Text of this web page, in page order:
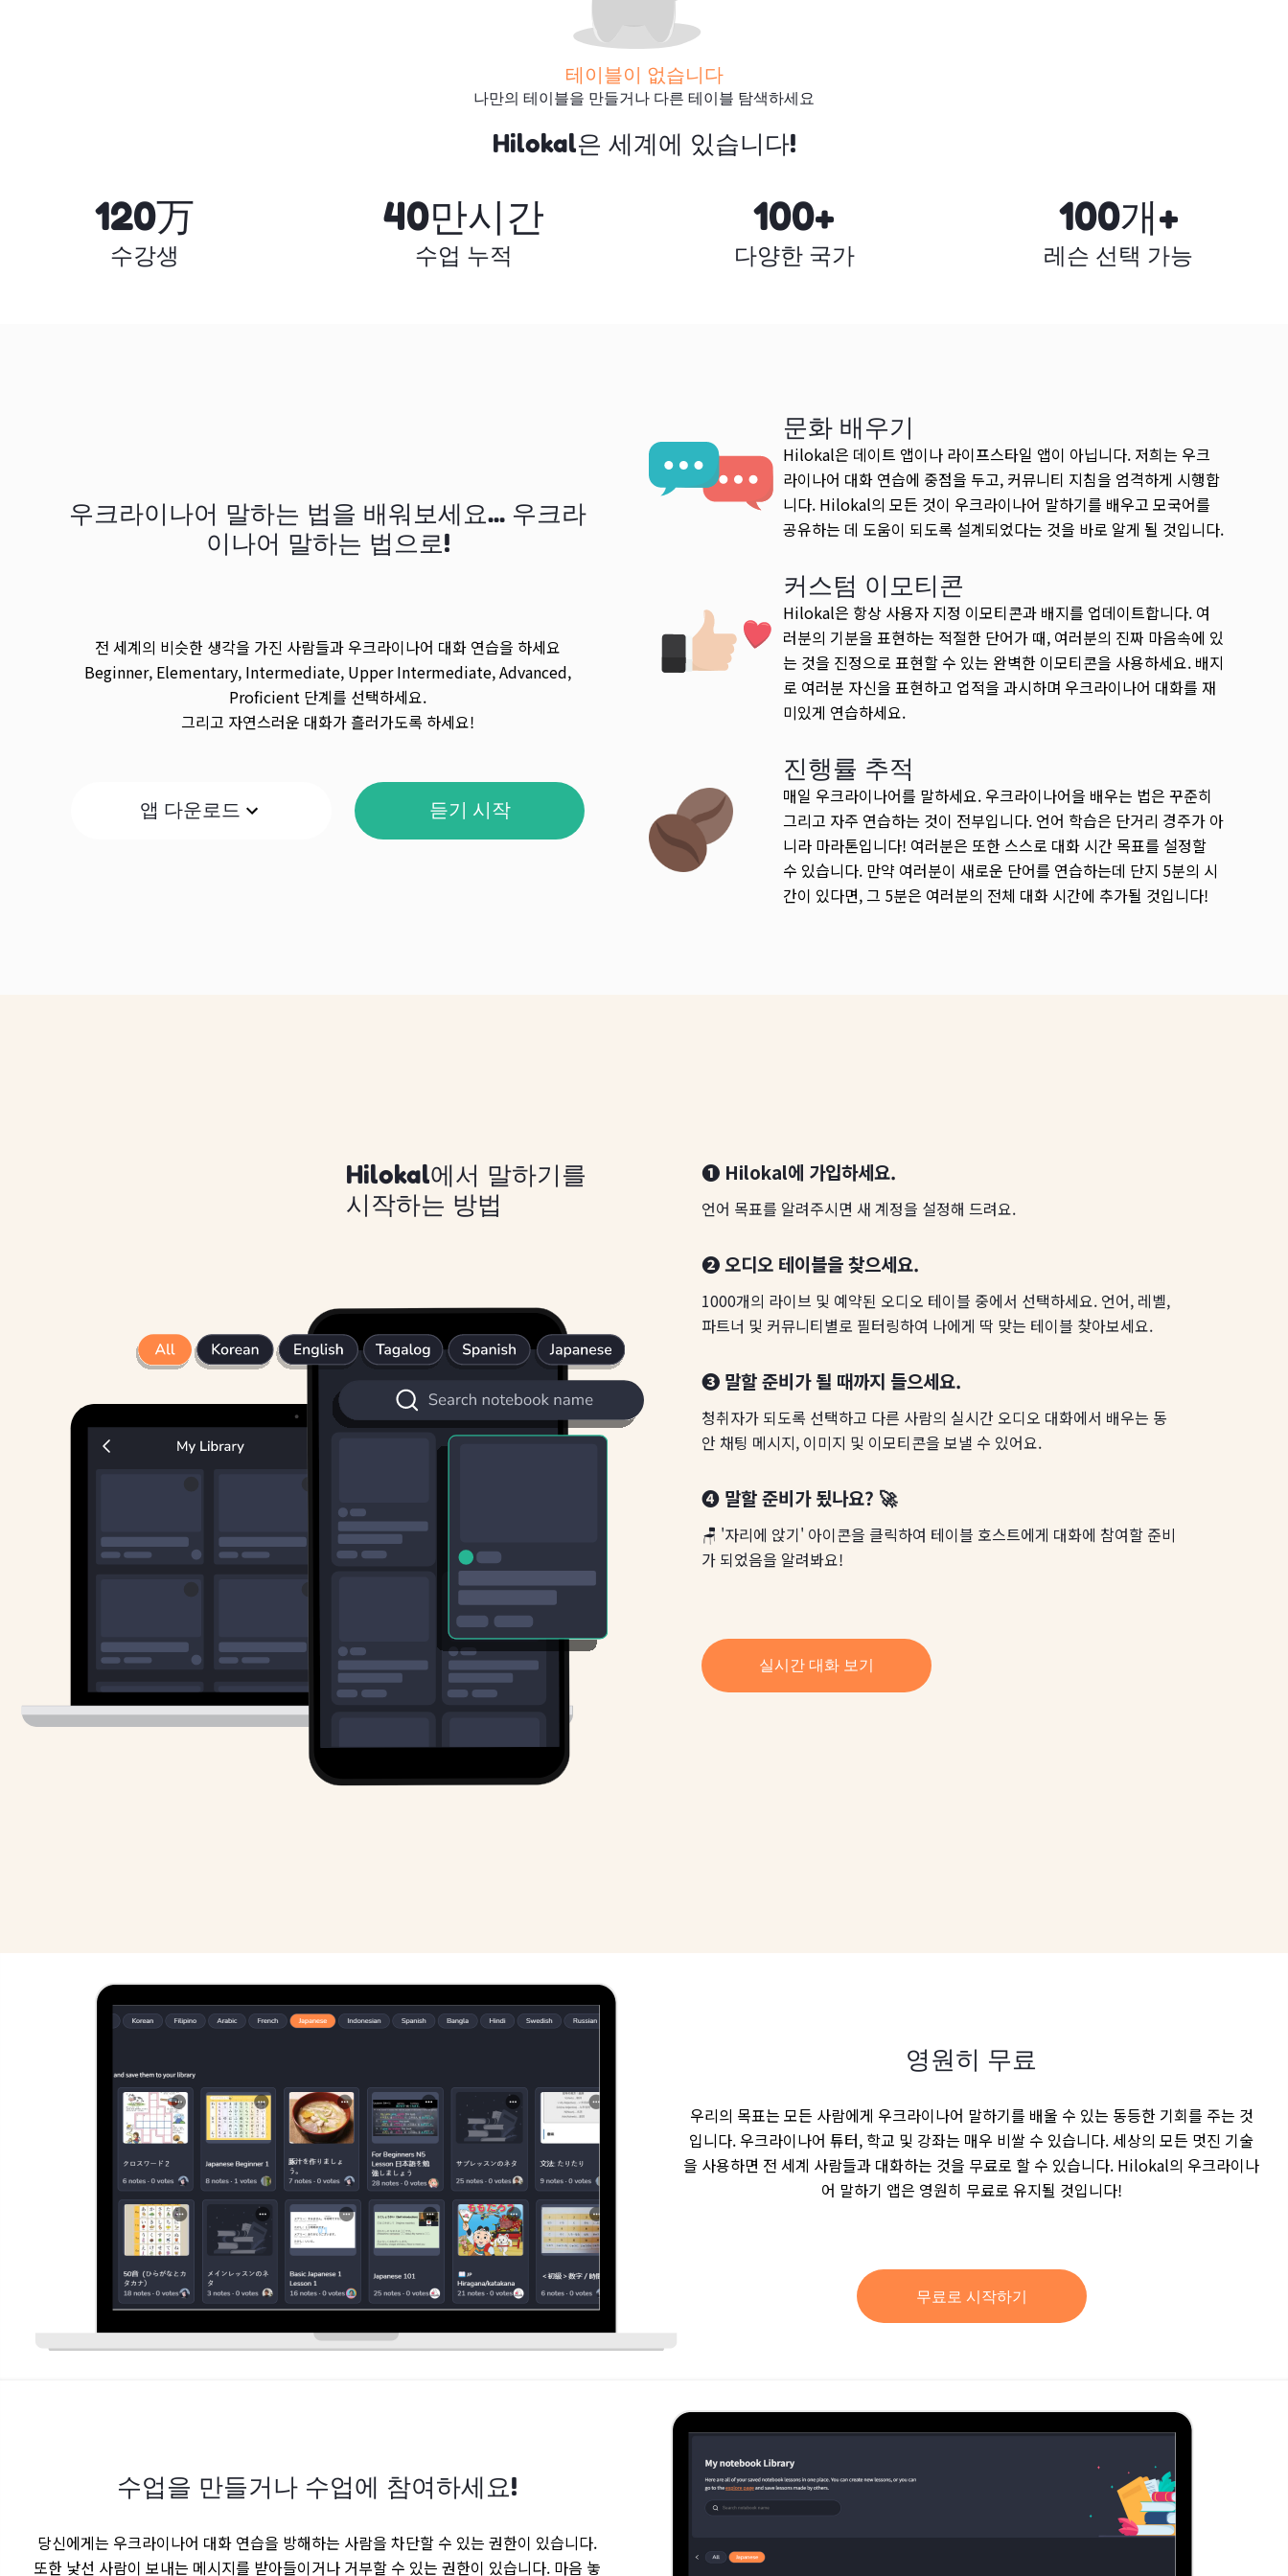
테이블이 없습니다
나만의 테이블을 만들거나 다른 테이블 탐색하세요
더 많은 테이블 검색
Hilokal은 세계에 있습니다!
120万
수강생
40만시간
수업 누적
100+
다양한 국가
100개+
레슨 선택 가능
우크라이나어 말하는 법을 배워보세요... 우크라
이나어 말하는 법으로!
전 세계의 비슷한 생각을 가진 사람들과 우크라이나어 대화 연습을 하세요
Beginner, Elementary, Intermediate, Upper Intermediate, Advanced,
Proficient 단계를 선택하세요.
그리고 자연스러운 대화가 흘러가도록 하세요!
앱 다운로드 듣기 시작
문화 배우기
Hilokal은 데이트 앱이나 라이프스타일 앱이 아닙니다. 저희는 우크
라이나어 대화 연습에 중점을 두고, 커뮤니티 지침을 엄격하게 시행합
니다. Hilokal의 모든 것이 우크라이나어 말하기를 배우고 모국어를
공유하는 데 도움이 되도록 설계되었다는 것을 바로 알게 될 것입니다.
커스텀 이모티콘
Hilokal은 항상 사용자 지정 이모티콘과 배지를 업데이트합니다. 여
러분의 기분을 표현하는 적절한 단어가 때, 여러분의 진짜 마음속에 있
는 것을 진정으로 표현할 수 있는 완벽한 이모티콘을 사용하세요. 배지
로 여러분 자신을 표현하고 업적을 과시하며 우크라이나어 대화를 재
미있게 연습하세요.
진행률 추적
매일 우크라이나어를 말하세요. 우크라이나어을 배우는 법은 꾸준히
그리고 자주 연습하는 것이 전부입니다. 언어 학습은 단거리 경주가 아
니라 마라톤입니다! 여러분은 또한 스스로 대화 시간 목표를 설정할
수 있습니다. 만약 여러분이 새로운 단어를 연습하는데 단지 5분의 시
간이 있다면, 그 5분은 여러분의 전체 대화 시간에 추가될 것입니다!
Hilokal에서 말하기를
시작하는 방법
❶ Hilokal에 가입하세요.
언어 목표를 알려주시면 새 계정을 설정해 드려요.
❷ 오디오 테이블을 찾으세요.
1000개의 라이브 및 예약된 오디오 테이블 중에서 선택하세요. 언어, 레벨,
파트너 및 커뮤니티별로 필터링하여 나에게 딱 맞는 테이블 찾아보세요.
❸ 말할 준비가 될 때까지 들으세요.
청취자가 되도록 선택하고 다른 사람의 실시간 오디오 대화에서 배우는 동
안 채팅 메시지, 이미지 및 이모티콘을 보낼 수 있어요.
❹ 말할 준비가 됬나요? 🚀
🪑 '자리에 앉기' 아이콘을 클릭하여 테이블 호스트에게 대화에 참여할 준비
가 되었음을 알려봐요!
실시간 대화 보기
영원히 무료
우리의 목표는 모든 사람에게 우크라이나어 말하기를 배울 수 있는 동등한 기회를 주는 것
입니다. 우크라이나어 튜터, 학교 및 강좌는 매우 비쌀 수 있습니다. 세상의 모든 멋진 기술
을 사용하면 전 세계 사람들과 대화하는 것을 무료로 할 수 있습니다. Hilokal의 우크라이나
어 말하기 앱은 영원히 무료로 유지될 것입니다!
무료로 시작하기
수업을 만들거나 수업에 참여하세요!
당신에게는 우크라이나어 대화 연습을 방해하는 사람을 차단할 수 있는 권한이 있습니다.
또한 낯선 사람이 보내는 메시지를 받아들이거나 거부할 수 있는 권한이 있습니다. 마음 놓